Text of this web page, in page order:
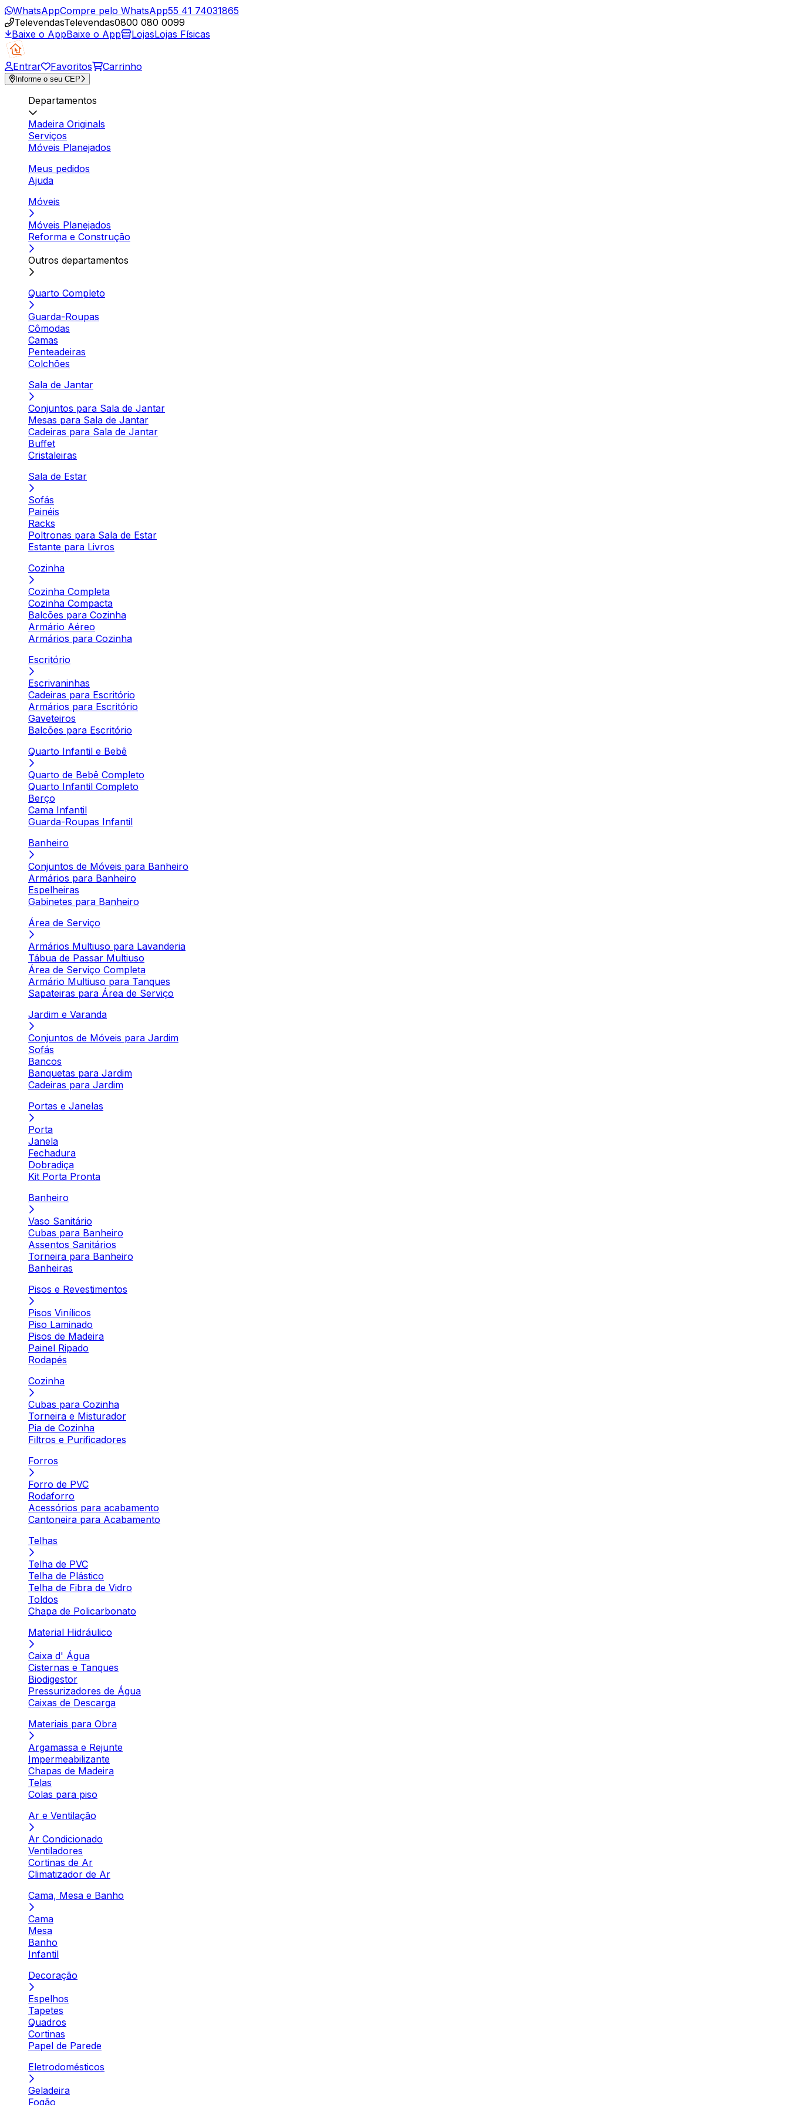
WhatsAppCompre pelo WhatsApp55 41 74031865
TelevendasTelevendas0800 080 0099
Baixe o AppBaixe o App LojasLojas Físicas
Entrar Favoritos Carrinho
Informe o seu CEP
Departamentos
Madeira Originals
Serviços
Móveis Planejados
Meus pedidos
Ajuda
Móveis
Móveis Planejados
Reforma e Construção
Outros departamentos
Quarto Completo
Guarda-Roupas
Cômodas
Camas
Penteadeiras
Colchões
Sala de Jantar
Conjuntos para Sala de Jantar
Mesas para Sala de Jantar
Cadeiras para Sala de Jantar
Buffet
Cristaleiras
Sala de Estar
Sofás
Painéis
Racks
Poltronas para Sala de Estar
Estante para Livros
Cozinha
Cozinha Completa
Cozinha Compacta
Balcões para Cozinha
Armário Aéreo
Armários para Cozinha
Escritório
Escrivaninhas
Cadeiras para Escritório
Armários para Escritório
Gaveteiros
Balcões para Escritório
Quarto Infantil e Bebê
Quarto de Bebê Completo
Quarto Infantil Completo
Berço
Cama Infantil
Guarda-Roupas Infantil
Banheiro
Conjuntos de Móveis para Banheiro
Armários para Banheiro
Espelheiras
Gabinetes para Banheiro
Área de Serviço
Armários Multiuso para Lavanderia
Tábua de Passar Multiuso
Área de Serviço Completa
Armário Multiuso para Tanques
Sapateiras para Área de Serviço
Jardim e Varanda
Conjuntos de Móveis para Jardim
Sofás
Bancos
Banquetas para Jardim
Cadeiras para Jardim
Portas e Janelas
Porta
Janela
Fechadura
Dobradiça
Kit Porta Pronta
Banheiro
Vaso Sanitário
Cubas para Banheiro
Assentos Sanitários
Torneira para Banheiro
Banheiras
Pisos e Revestimentos
Pisos Vinílicos
Piso Laminado
Pisos de Madeira
Painel Ripado
Rodapés
Cozinha
Cubas para Cozinha
Torneira e Misturador
Pia de Cozinha
Filtros e Purificadores
Forros
Forro de PVC
Rodaforro
Acessórios para acabamento
Cantoneira para Acabamento
Telhas
Telha de PVC
Telha de Plástico
Telha de Fibra de Vidro
Toldos
Chapa de Policarbonato
Material Hidráulico
Caixa d' Água
Cisternas e Tanques
Biodigestor
Pressurizadores de Água
Caixas de Descarga
Materiais para Obra
Argamassa e Rejunte
Impermeabilizante
Chapas de Madeira
Telas
Colas para piso
Ar e Ventilação
Ar Condicionado
Ventiladores
Cortinas de Ar
Climatizador de Ar
Cama, Mesa e Banho
Cama
Mesa
Banho
Infantil
Decoração
Espelhos
Tapetes
Quadros
Cortinas
Papel de Parede
Eletrodomésticos
Geladeira
Fogão